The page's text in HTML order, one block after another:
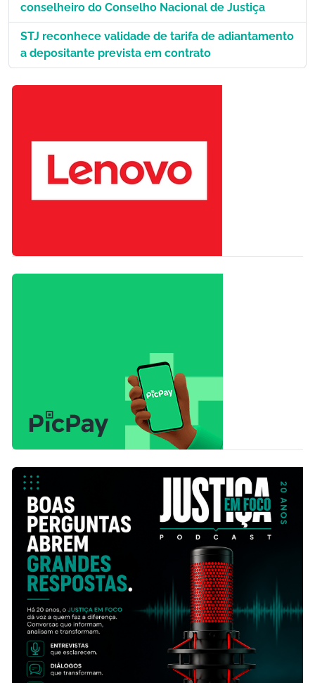
conselheiro do Conselho Nacional de Justiça
STJ reconhece validade de tarifa de adiantamento
a depositante prevista em contrato